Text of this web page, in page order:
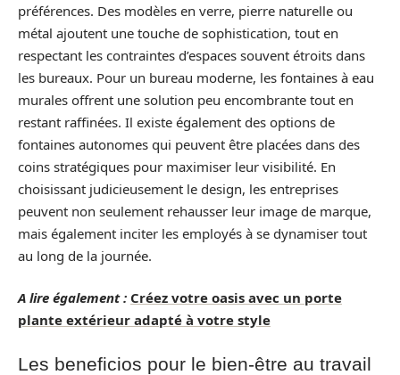
préférences. Des modèles en verre, pierre naturelle ou
métal ajoutent une touche de sophistication, tout en
respectant les contraintes d’espaces souvent étroits dans
les bureaux. Pour un bureau moderne, les fontaines à eau
murales offrent une solution peu encombrante tout en
restant raffinées. Il existe également des options de
fontaines autonomes qui peuvent être placées dans des
coins stratégiques pour maximiser leur visibilité. En
choisissant judicieusement le design, les entreprises
peuvent non seulement rehausser leur image de marque,
mais également inciter les employés à se dynamiser tout
au long de la journée.
A lire également : Créez votre oasis avec un porte
plante extérieur adapté à votre style
Les beneficios pour le bien-être au travail